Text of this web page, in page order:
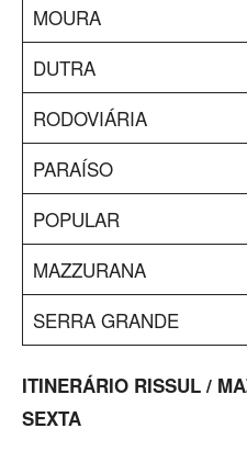
MOURA
DUTRA
RODOVIÁRIA
PARAÍSO
POPULAR
MAZZURANA
SERRA GRANDE
ITINERÁRIO RISSUL /
SEXTA